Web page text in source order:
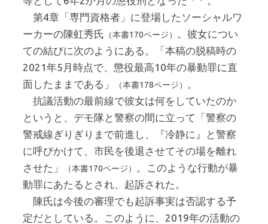
第4章「専門資格者」に登場したソーシャルワ
ーカーの陳虹秀氏
（本書170ページ）
。彼女につい
ての結びに次のようにある。「本稿の脱稿時の
2021年5月時点で、懲役最高10年の暴動罪に直
面したままである」
（本書178ページ）
抗議活動の最前線で彼女は何をしていたのか
というと、デモ隊と警察の間に立って「警察の
警戒線ぎりぎりまで前進し、『冷静に』と警察
に呼びかけて、市民を後退させてその場を離れ
させた」
（本書170ページ）
。このような行動が暴
動罪にあたるとされ、起訴された。
陳氏は今後の審理でも起訴事実は否認する予
定だとしている。このように、2019年の活動の